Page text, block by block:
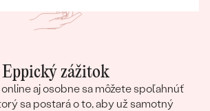
Eppický zážitok
aj osobne sa môžete spoľahnúť
sa postará o to, aby už samotný